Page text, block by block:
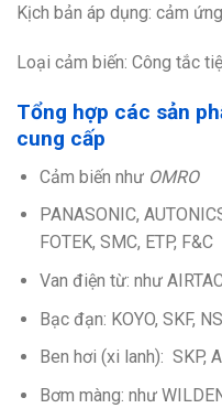
Kịch bản áp dụng: cảm
Loại cảm biến: Công tắc
Tổng hợp các sản
cung cấp
Cảm biến như OMRO
PANASONIC,
FOTEK, SMC, ETP, F&C
Van điện từ: như
Bạc đạn: KOYO, SKF,
Ben hơi (xi lanh): SKP,
Bơm màng: như